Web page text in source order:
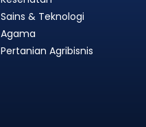
Sains & Teknologi
Agama
Pertanian Agribisnis